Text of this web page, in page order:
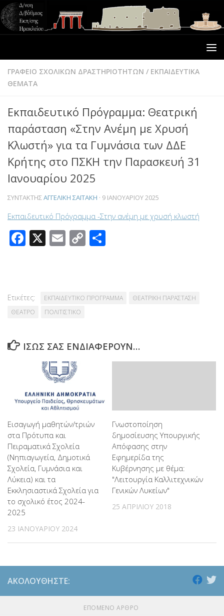
ΓΡΑΦΕΙΟ ΣΧΟΛΙΚΩΝ ΔΡΑΣΤΗΡΙΟΤΗΤΩΝ / ΕΚΠΑΙΔΕΥΤΙΚΑ
ΘΕΜΑΤΑ
Εκπαιδευτικό Πρόγραμμα: Θεατρική
παράσταση «Στην Ανέμη με Χρυσή
Κλωστή» για τα Γυμνάσια των ΔΔΕ
Κρήτης στο ΠΣΚΗ την Παρασκευή 31
Ιανουαρίου 2025
ΣΥΝΤΆΚΤΗΣΑΓΓΕΛΙΚΉ ΣΑΪΤΆΚΗ · 9 ΙΑΝΟΥΑΡΊΟΥ 2025
Εκπαιδευτικό Πρόγραμμα -Στην ανέμη με χρυσή κλωστή
Facebook
X Email
Copy
Ετικέτες: ΕΚΠΑΙΔΕΥΤΙΚΟ ΠΡΟΓΡΑΜΜΑ
ΘΕΑΤΡΙΚΗ ΠΑΡΑΣΤΑΣΗ
ΘΕΑΤΡΟ
ΠΟΛΙΤΙΣΤΙΚΟ
ΊΣΩΣ ΣΑΣ ΕΝΔΙΑΦΈΡΟΥΝ…
Εισαγωγή μαθητών/τριών
στα Πρότυπα και
Πειραματικά Σχολεία
(Νηπιαγωγεία, Δημοτικά
Σχολεία, Γυμνάσια και
Λύκεια) και τα
Εκκλησιαστικά Σχολεία για
το σχολικό έτος 2024-
2025
23 ΙΑΝΟΥΑΡΊΟΥ 2024
Γνωστοποίηση
δημοσίευσης Υπουργικής
Απόφασης στην
Εφημερίδα της
Κυβέρνησης με θέμα:
"Λειτουργία Καλλιτεχνικών
Γενικών Λυκείων"
25 ΑΠΡΙΛΊΟΥ 2018
ΑΚΟΛΟΥΘΉΣΤΕ:
ΕΠΌΜΕΝΟ ΆΡΘΡΟ